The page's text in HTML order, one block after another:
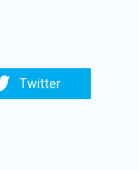
Twitter